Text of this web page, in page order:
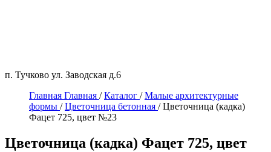
п. Тучково ул. Заводская д.6
Главная Главная / Каталог / Малые архитектурные
формы / Цветочница бетонная / Цветочница (кадка)
Фацет 725, цвет №23
Цветочница (кадка) Фацет 725, цвет